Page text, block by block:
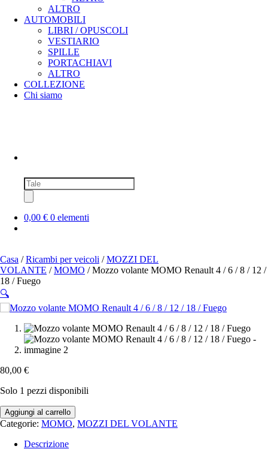
ALTRO
AUTOMOBILI
LIBRI / OPUSCOLI
VESTIARIO
SPILLE
PORTACHIAVI
ALTRO
COLLEZIONE
Chi siamo
Ricerca
prodotti
0,00 € 0 elementi
Casa /Ricambi per veicoli /MOZZI DEL
VOLANTE /MOMO / Mozzo volante MOMO Renault 4 / 6 / 8 / 12 /
18 / Fuego
🔍
80,00 €
Solo 1 pezzi disponibili
Mozzo
volante
MOMO
Renault
Aggiungi al carrello
Categorie: MOMO, MOZZI DEL VOLANTE
Descrizione